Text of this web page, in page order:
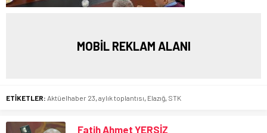
MOBİL REKLAM ALANI
ETİKETLER: Aktüelhaber 23, aylık toplantısı, Elazığ, STK
Fatih Ahmet YERSİZ